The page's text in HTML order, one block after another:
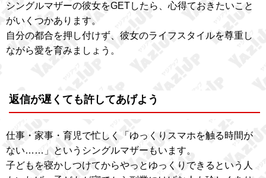
シングルマザーの彼女をGETしたら、心得ておきたいこと
がいくつかあります。
自分の都合を押し付けず、彼女のライフスタイルを尊重し
ながら愛を育みましょう。
返信が遅くても許してあげよう
仕事・家事・育児で忙しく「ゆっくりスマホを触る時間が
ない……」というシングルマザーもいます。
子どもを寝かしつけてからやっとゆっくりできるという人